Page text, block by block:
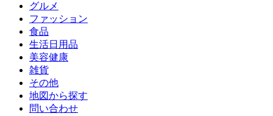
グルメ
ファッション
食品
生活日用品
美容健康
雑貨
その他
地図から探す
問い合わせ